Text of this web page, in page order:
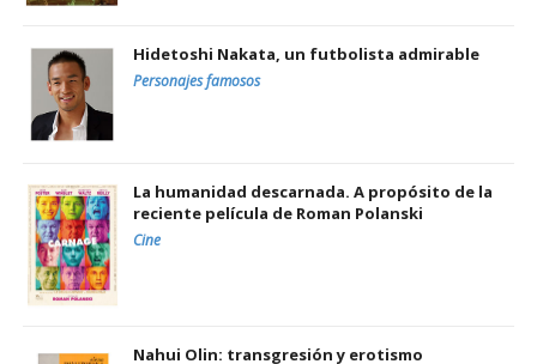
Hidetoshi Nakata, un futbolista admirable
Personajes famosos
La humanidad descarnada. A propósito de la
reciente película de Roman Polanski
Cine
Nahui Olin: transgresión y erotismo